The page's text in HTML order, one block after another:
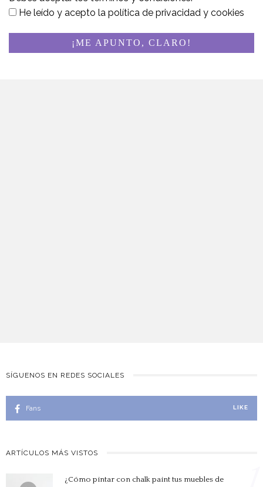
He leído y acepto la política de privacidad y cookies
SÍGUENOS EN REDES SOCIALES
Fans LIKE
ARTÍCULOS MÁS VISTOS
¿Cómo pintar con chalk paint tus muebles de